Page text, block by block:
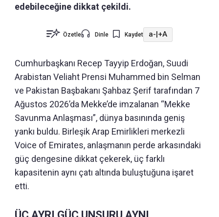
edebileceğine dikkat çekildi.
Özetle Dinle Kaydet a- +A
Cumhurbaşkanı Recep Tayyip Erdoğan, Suudi
Arabistan Veliaht Prensi Muhammed bin Selman
ve Pakistan Başbakanı Şahbaz Şerif tarafından 7
Ağustos 2026’da Mekke’de imzalanan “Mekke
Savunma Anlaşması”, dünya basınında geniş
yankı buldu. Birleşik Arap Emirlikleri merkezli
Voice of Emirates, anlaşmanın perde arkasındaki
güç dengesine dikkat çekerek, üç farklı
kapasitenin aynı çatı altında buluştuğuna işaret
etti.